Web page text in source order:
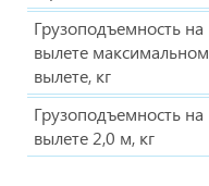
Грузоподъемность на
вылете максимальном
вылете, кг
Грузоподъемность на
вылете 2,0 м, кг